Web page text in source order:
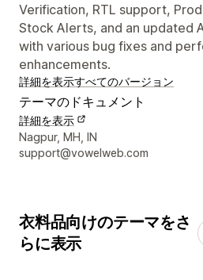
Verification, RTL support,
Stock Alerts, and an updated
with various bug fixes and
enhancements.
詳細を表示すべてのバージョン
テーマのドキュメント
詳細を表示
デザイナーの連絡先情報
Nagpur, MH, IN
support@vowelweb.com
衣料品向けのテーマをさ
らに表示